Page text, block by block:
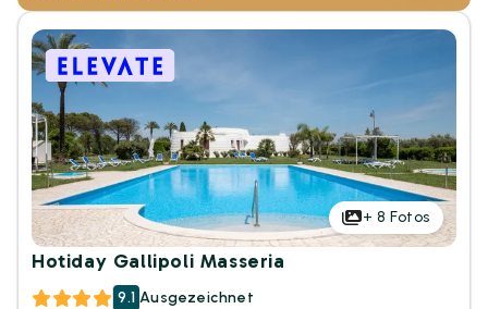
+ 8 Fotos
Hotiday Gallipoli Masseria
9.1 Ausgezeichnet